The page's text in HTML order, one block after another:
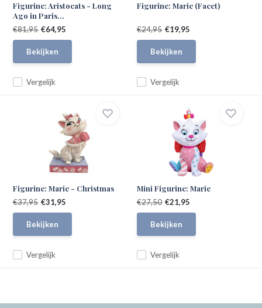
Figurine: Aristocats - Long
Ago in Paris...
Vergelijk
€81,95 €64,95
Bekijken
Figurine: Marie (Facet)
Vergelijk
€24,95 €19,95
Bekijken
Figurine: Marie - Christmas
Vergelijk
€37,95 €31,95
Bekijken
Mini Figurine: Marie
Vergelijk
€27,50 €21,95
Bekijken